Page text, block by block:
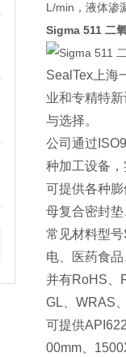
L/min，液体渗
Sigma 511 二
SealTex 上
业和专精特
与选择。
公司通过
种加工设备
可提供各种
母复合密封
常见材料型号
电、医药食
并有RoHS
GL 、WRAS
可提供
00mm